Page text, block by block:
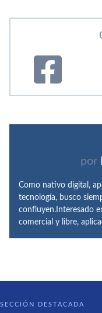
por
Como nativo digital,
tecnología, busco
confluyen.Interesado
comercial y libre,
SECCIÓN DESTACADA